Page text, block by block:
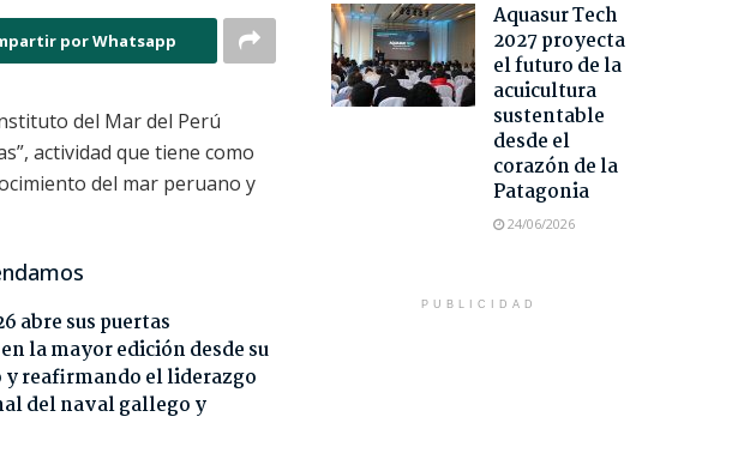
por Whatsapp
del Mar del Perú
actividad que tiene como
del mar peruano y
abre sus puertas
la mayor edición desde su
reafirmando el liderazgo
del naval gallego y
Aquasur Tech
2027 proyecta
el futuro de la
acuicultura
sustentable
desde el
corazón de la
Patagonia
24/06/2026
PUBLICIDAD